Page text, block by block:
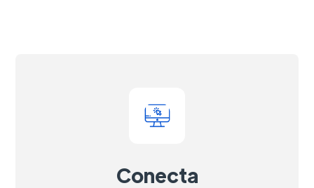
Conecta